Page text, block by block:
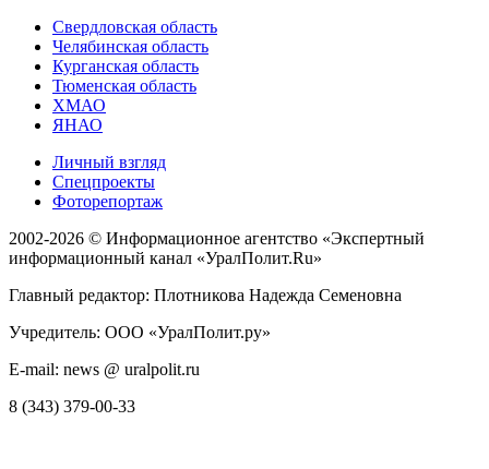
Свердловская область
Челябинская область
Курганская область
Тюменская область
ХМАО
ЯНАО
Личный взгляд
Спецпроекты
Фоторепортаж
2002-2026 © Информационное агентство «Экспертный
информационный канал «УралПолит.Ru»
Главный редактор: Плотникова Надежда Семеновна
Учредитель: ООО «УралПолит.ру»
E-mail: news @ uralpolit.ru
8 (343) 379-00-33